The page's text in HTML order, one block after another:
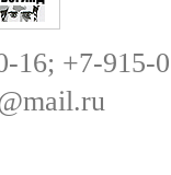
16; +7-915-